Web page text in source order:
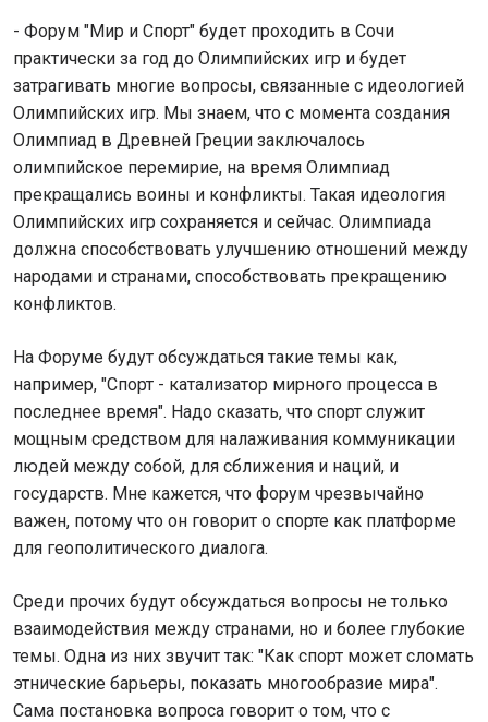
- Форум "Мир и Спорт" будет проходить в Сочи
практически за год до Олимпийских игр и будет
затрагивать многие вопросы, связанные с идеологией
Олимпийских игр. Мы знаем, что с момента создания
Олимпиад в Древней Греции заключалось
олимпийское перемирие, на время Олимпиад
прекращались воины и конфликты. Такая идеология
Олимпийских игр сохраняется и сейчас. Олимпиада
должна способствовать улучшению отношений между
народами и странами, способствовать прекращению
конфликтов.
На Форуме будут обсуждаться такие темы как,
например, "Спорт - катализатор мирного процесса в
последнее время". Надо сказать, что спорт служит
мощным средством для налаживания коммуникации
людей между собой, для сближения и наций, и
государств. Мне кажется, что форум чрезвычайно
важен, потому что он говорит о спорте как платформе
для геополитического диалога.
Среди прочих будут обсуждаться вопросы не только
взаимодействия между странами, но и более глубокие
темы. Одна из них звучит так: "Как спорт может сломать
этнические барьеры, показать многообразие мира".
Сама постановка вопроса говорит о том, что с